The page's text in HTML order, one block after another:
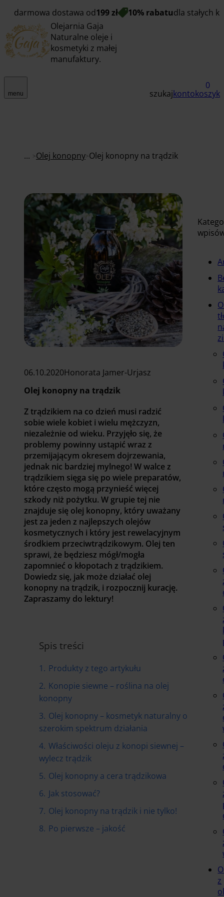
darmowa dostawa od199 zł 10% rabatudla stałych
Olejarnia Gaja
Naturalne oleje i
kosmetyki z małej
manufaktury.
menu szukajkonto
0
koszyk
... Olej konopny Olej konopny na trądzik
06.10.2020Honorata Jamer-Urjasz
Olej konopny na trądzik
Z trądzikiem na co dzień musi radzić
sobie wiele kobiet i wielu mężczyzn,
niezależnie od wieku. Przyjęło się, że
problemy powinny ustąpić wraz z
przemijającym okresem dojrzewania,
jednak nic bardziej mylnego! W walce z
trądzikiem sięga się po wiele preparatów,
które często mogą przynieść więcej
szkody niż pożytku. W grupie tej nie
znajduje się olej konopny, który uważany
jest za jeden z najlepszych olejów
kosmetycznych i który jest rewelacyjnym
środkiem przeciwtrądzikowym. Olej ten
sprawi, że będziesz mógł/mogła
zapomnieć o kłopotach z trądzikiem.
Dowiedz się, jak może działać olej
konopny na trądzik, i rozpocznij kurację.
Zapraszamy do lektury!
Spis treści
1. Produkty z tego artykułu
2. Konopie siewne – roślina na olej
konopny
3. Olej konopny – kosmetyk naturalny o
szerokim spektrum działania
4. Właściwości oleju z konopi siewnej –
wylecz trądzik
5. Olej konopny a cera trądzikowa
6. Jak stosować?
7. Olej konopny na trądzik i nie tylko!
8. Po pierwsze – jakość
z